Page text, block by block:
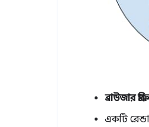
ব্রাউজার
একটি